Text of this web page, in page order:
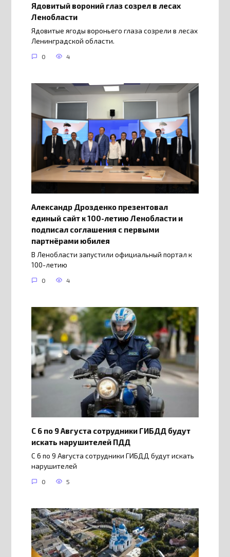
Ядовитый вороний глаз созрел в лесах
Ленобласти
Ядовитые ягоды вороньего глаза созрели в лесах
Ленинградской области.
0 4
Александр Дрозденко презентовал
единый сайт к 100-летию Ленобласти и
подписал соглашения с первыми
партнёрами юбилея
В Ленобласти запустили официальный портал к
100-летию
0 4
С 6 по 9 Августа сотрудники ГИБДД будут
искать нарушителей ПДД
С 6 по 9 Августа сотрудники ГИБДД будут искать
нарушителей
0 5